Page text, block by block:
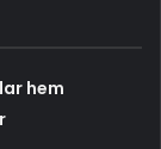
hem